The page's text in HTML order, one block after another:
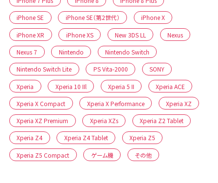
iPhone SE iPhone SE（第2世代） iPhone X
iPhone XR iPhone XS New 3DS LL Nexus
Nexus 7 Nintendo Nintendo Switch
Nintendo Switch Lite PS Vita-2000 SONY
Xperia Xperia 10 IIl Xperia 5 II Xperia ACE
Xperia X Compact Xperia X Performance Xperia XZ
Xperia XZ Premium Xperia XZs Xperia Z2 Tablet
Xperia Z4 Xperia Z4 Tablet Xperia Z5
Xperia Z5 Compact ゲーム機 その他